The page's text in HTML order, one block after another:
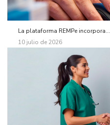
La plataforma REMPe incorpora...
10 julio de 2026